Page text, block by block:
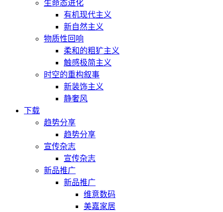
生命态进化
有机现代主义
新自然主义
物质性回响
柔和的粗犷主义
触感极简主义
时空的重构叙事
新装饰主义
静奢风
下载
趋势分享
趋势分享
宣传杂志
宣传杂志
新品推广
新品推广
维意数码
美嘉家居